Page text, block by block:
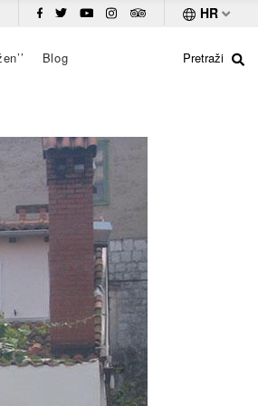
HR
Pretraži
Blog